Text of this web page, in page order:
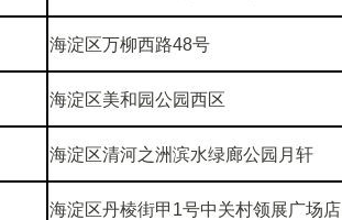
海淀区万柳西路48号
海淀区美和园公园西区
海淀区清河之洲滨水绿廊公园月轩
海淀区丹棱街甲1号中关村领展广场店